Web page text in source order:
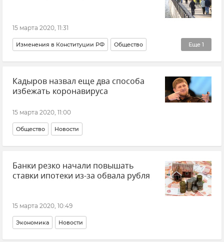
15 марта 2020, 11:31
Еще 1
Изменения в Конституции РФ Общество
Новости
Кадыров назвал еще два способа
избежать коронавируса
15 марта 2020, 11:00
Общество Новости
Банки резко начали повышать
ставки ипотеки из-за обвала рубля
15 марта 2020, 10:49
Экономика Новости